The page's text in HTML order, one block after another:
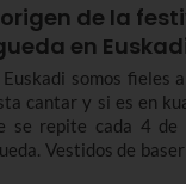
origen de la
en
Euskadi somos fieles
cantar y si es en
se repite cada 4 de
Vestidos de